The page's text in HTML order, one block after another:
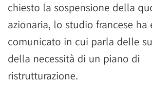
chiesto la sospensione della
azionaria, lo studio francese ha
comunicato in cui parla delle
della necessità di un piano di
ristrutturazione.